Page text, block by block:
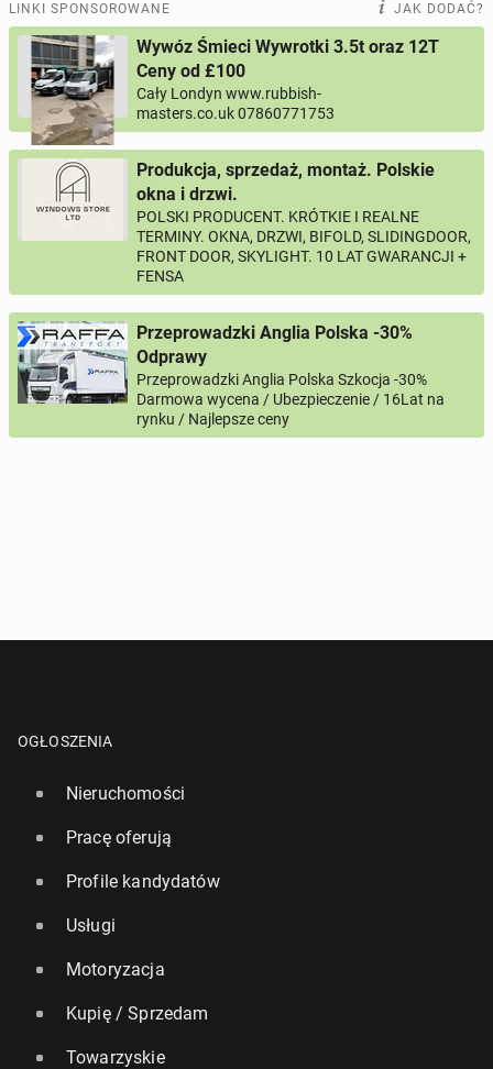
LINKI SPONSOROWANE JAK DODAĆ?
Wywóz Śmieci Wywrotki 3.5t oraz 12T
Ceny od £100
Cały Londyn www.rubbish-
masters.co.uk 07860771753
Produkcja, sprzedaż, montaż. Polskie
okna i drzwi.
POLSKI PRODUCENT. KRÓTKIE I REALNE
TERMINY. OKNA, DRZWI, BIFOLD, SLIDINGDOOR,
FRONT DOOR, SKYLIGHT. 10 LAT GWARANCJI +
FENSA
Przeprowadzki Anglia Polska -30%
Odprawy
Przeprowadzki Anglia Polska Szkocja -30%
Darmowa wycena / Ubezpieczenie / 16Lat na
rynku / Najlepsze ceny
OGŁOSZENIA
Nieruchomości
Pracę oferują
Profile kandydatów
Usługi
Motoryzacja
Kupię / Sprzedam
Towarzyskie